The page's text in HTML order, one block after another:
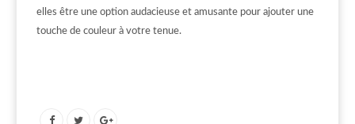
elles être une option audacieuse et amusante pour ajouter une
touche de couleur à votre tenue.